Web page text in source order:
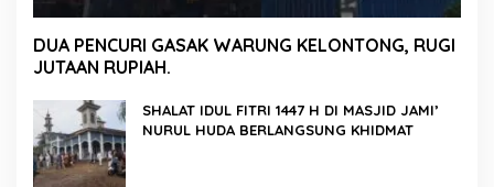
DUA PENCURI GASAK WARUNG KELONTONG, RUGI
JUTAAN RUPIAH.
SHALAT IDUL FITRI 1447 H DI MASJID JAMI’
NURUL HUDA BERLANGSUNG KHIDMAT